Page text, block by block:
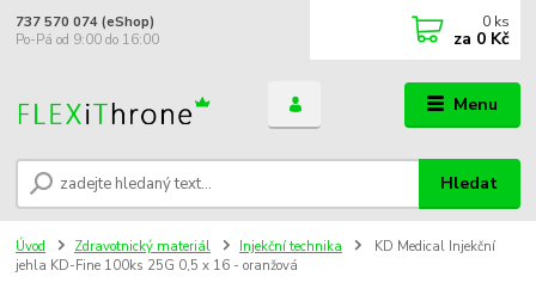
Menu
Hledat
737 570 074 (eShop)
Po-Pá od 9:00 do 16:00
0 ks
za 0 Kč
Úvod Zdravotnický materiál Injekční technika
KD Medical Injekční
jehla KD-Fine 100ks 25G 0,5 x 16 - oranžová